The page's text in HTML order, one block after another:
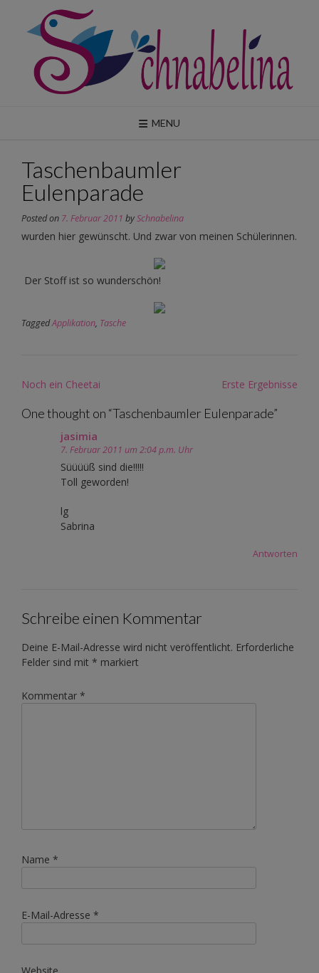
content
MENU
Taschenbaumler
Eulenparade
Posted on 7. Februar 2011 bySchnabelina
wurden hier gewünscht. Und zwar von meinen Schülerinnen.
Der Stoff ist so wunderschön!
TaggedApplikation, Tasche
Post
Noch ein Cheetai Erste Ergebnisse
One thought on “Taschenbaumler Eulenparade”
jasimia
7. Februar 2011 um 2:04 p.m. Uhr
Süüüüß sind die!!!!!
Toll geworden!
lg
Sabrina
Antworten
Schreibe einen Kommentar
Deine E-Mail-Adresse wird nicht veröffentlicht. Erforderliche
Felder sind mit * markiert
Kommentar *
Name *
E-Mail-Adresse *